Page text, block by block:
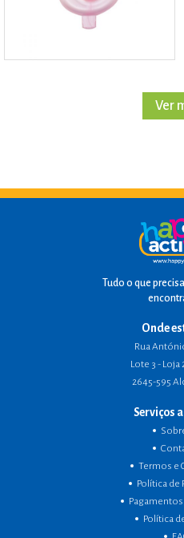
Ver
Tudo o que
Onde
Rua
Lote 3 -
2645-595
Serviços
Termos e
Política de
Pagamentos
Política